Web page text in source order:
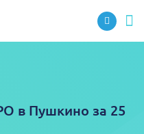
в Пушкино за 25